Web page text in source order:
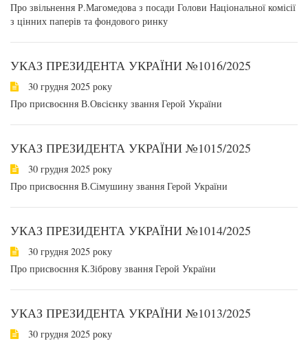
Про звільнення Р.Магомедова з посади Голови Національної комісії
з цінних паперів та фондового ринку
УКАЗ ПРЕЗИДЕНТА УКРАЇНИ №1016/2025
30 грудня 2025 року
Про присвоєння В.Овсієнку звання Герой України
УКАЗ ПРЕЗИДЕНТА УКРАЇНИ №1015/2025
30 грудня 2025 року
Про присвоєння В.Сімушину звання Герой України
УКАЗ ПРЕЗИДЕНТА УКРАЇНИ №1014/2025
30 грудня 2025 року
Про присвоєння К.Зіброву звання Герой України
УКАЗ ПРЕЗИДЕНТА УКРАЇНИ №1013/2025
30 грудня 2025 року